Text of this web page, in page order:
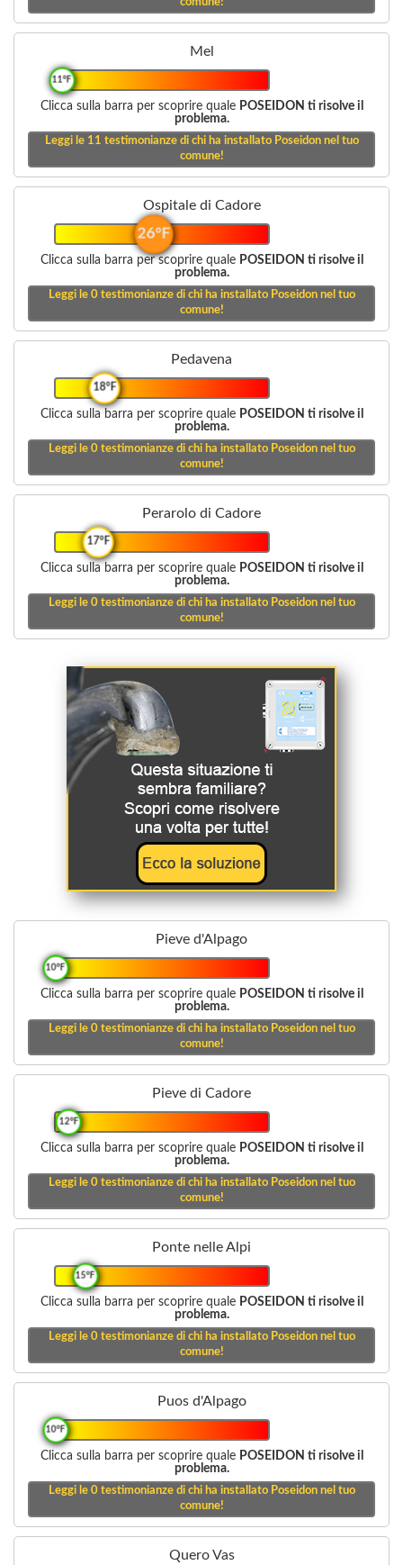
Mel
11°F
Clicca sulla barra per scoprire quale POSEIDON ti risolve il
problema.
Leggi le 11 testimonianze di chi ha installato Poseidon nel tuo
comune!
Ospitale di Cadore
26°F
Clicca sulla barra per scoprire quale POSEIDON ti risolve il
problema.
Leggi le 0testimonianze di chi ha installato Poseidon nel tuo
comune!
Pedavena
18°F
Clicca sulla barra per scoprire quale POSEIDON ti risolve il
problema.
Leggi le 0testimonianze di chi ha installato Poseidon nel tuo
comune!
Perarolo di Cadore
17°F
Clicca sulla barra per scoprire quale POSEIDON ti risolve il
problema.
Leggi le 0testimonianze di chi ha installato Poseidon nel tuo
comune!
Pieve d'Alpago
10°F
Clicca sulla barra per scoprire quale POSEIDON ti risolve il
problema.
Leggi le 0testimonianze di chi ha installato Poseidon nel tuo
comune!
Pieve di Cadore
12°F
Clicca sulla barra per scoprire quale POSEIDON ti risolve il
problema.
Leggi le 0testimonianze di chi ha installato Poseidon nel tuo
comune!
Ponte nelle Alpi
15°F
Clicca sulla barra per scoprire quale POSEIDON ti risolve il
problema.
Leggi le 0testimonianze di chi ha installato Poseidon nel tuo
comune!
Puos d'Alpago
10°F
Clicca sulla barra per scoprire quale POSEIDON ti risolve il
problema.
Leggi le 0testimonianze di chi ha installato Poseidon nel tuo
comune!
Quero Vas